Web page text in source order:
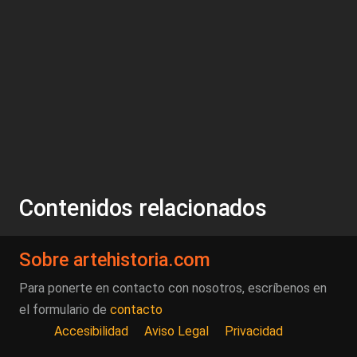
Contenidos relacionados
Sobre artehistoria.com
Para ponerte en contacto con nosotros, escríbenos en
el formulario de contacto
Accesibilidad
Aviso Legal Privacidad